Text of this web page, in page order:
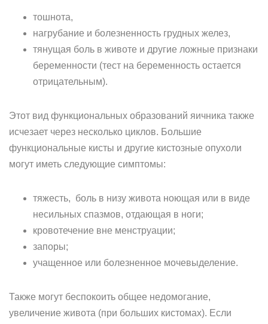
тошнота,
нагрубание и болезненность грудных желез,
тянущая боль в животе и другие ложные признаки
беременности (тест на беременность остается
отрицательным).
Этот вид функциональных образований яичника также
исчезает через несколько циклов. Большие
функциональные кисты и другие кистозные опухоли
могут иметь следующие симптомы:
тяжесть, боль в низу живота ноющая или в виде
несильных спазмов, отдающая в ноги;
кровотечение вне менструации;
запоры;
учащенное или болезненное мочевыделение.
Также могут беспокоить общее недомогание,
увеличение живота (при больших кистомах). Если